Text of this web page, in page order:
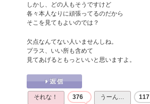
しかし、どの人もそうですけど
各々本人なりに頑張ってるのだから
そこを見てもよいのでは？
欠点なんてない人いませんしね。
プラス、いい所も含めて
見てあげるともっといいと思いますよ。
それな！ 376 うーん… 117